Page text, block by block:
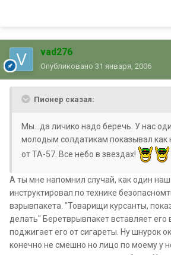
vad276
Опубликовано 31 января, 2006
Пионер сказал:
Мы...да личико надо беречь. У нас
молодым солдатикам показывал как
от ТА-57. Все небо в звездах!
А ты мне напомнил случай, как один
инструктировал по технике
взрывпакета. "Товарищи курсанты,
делать" Беретврывпакет вставляет его
поджигает его от сигареты. Ну шнурок
конечно не смешно но лицо по моему у